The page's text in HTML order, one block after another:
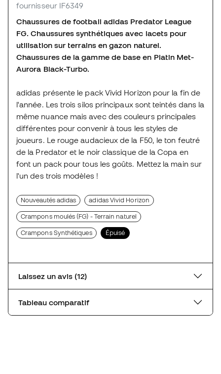
fournisseur IF6349
Chaussures de football adidas Predator League
FG. Chaussures synthétiques avec lacets pour
utilisation sur terrains en gazon naturel.
Chaussures de la gamme de base en Platin Met-
Aurora Black-Turbo.
adidas présente le pack Vivid Horizon pour la fin de
l'année. Les trois silos principaux sont teintés dans la
même nuance mais avec des couleurs principales
différentes pour convenir à tous les styles de
joueurs. Le rouge audacieux de la F50, le ton feutré
de la Predator et le noir classique de la Copa en
font un pack pour tous les goûts. Mettez la main sur
l'un des trois modèles !
Nouveautés adidas adidas Vivid Horizon
Crampons moulés (FG) - Terrain naturel
Crampons Synthétiques Épuisé
Laissez un avis (12)
Tableau comparatif